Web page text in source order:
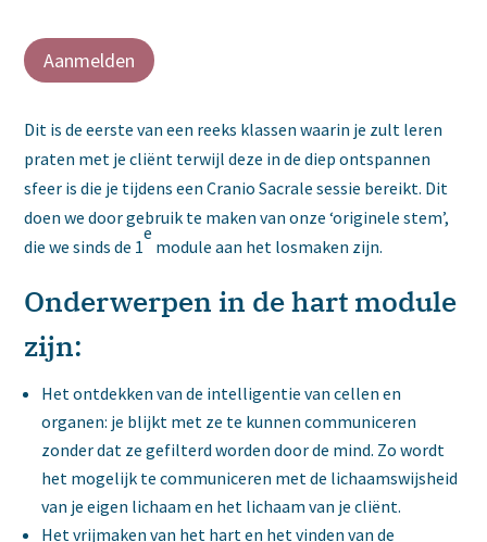
Aanmelden
Dit is de eerste van een reeks klassen waarin je zult leren
praten met je cliënt terwijl deze in de diep ontspannen
sfeer is die je tijdens een Cranio Sacrale sessie bereikt. Dit
doen we door gebruik te maken van onze ‘originele stem’,
die we sinds de 1
e
module aan het losmaken zijn.
Onderwerpen in de hart module
zijn:
Het ontdekken van de intelligentie van cellen en
organen: je blijkt met ze te kunnen communiceren
zonder dat ze gefilterd worden door de mind. Zo wordt
het mogelijk te communiceren met de lichaamswijsheid
van je eigen lichaam en het lichaam van je cliënt.
Het vrijmaken van het hart en het vinden van de